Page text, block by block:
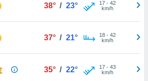
38° / 23° 17- 42
km/h
37° / 21° 18- 42
km/h
35° / 22° 17- 43
km/h